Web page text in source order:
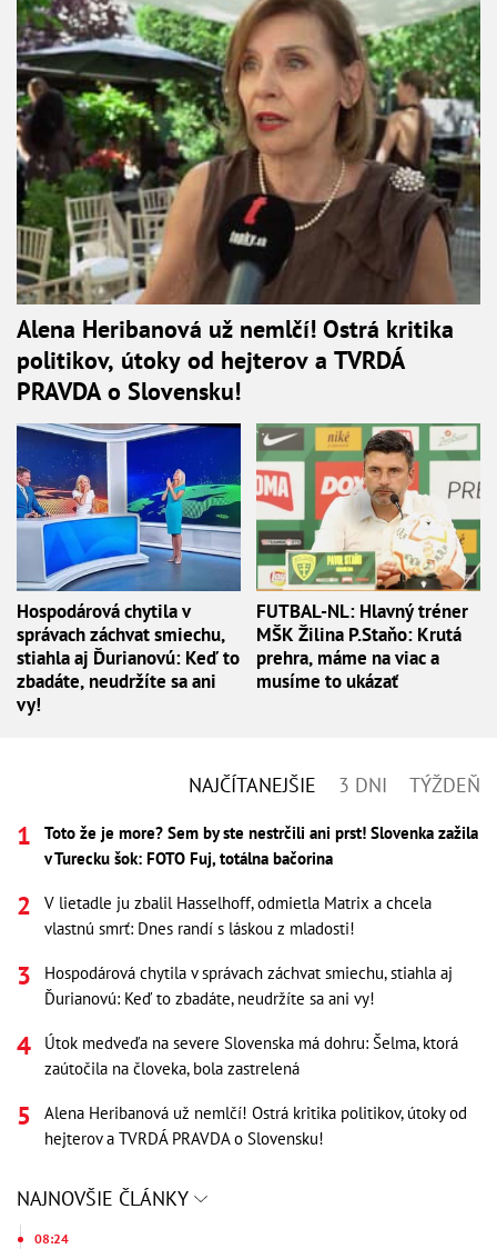
Alena Heribanová už nemlčí! Ostrá kritika
politikov, útoky od hejterov a TVRDÁ
PRAVDA o Slovensku!
Hospodárová chytila v
správach záchvat smiechu,
stiahla aj Ďurianovú: Keď to
zbadáte, neudržíte sa ani
vy!
FUTBAL-NL: Hlavný tréner
MŠK Žilina P.Staňo: Krutá
prehra, máme na viac a
musíme to ukázať
NAJČÍTANEJŠIE 3 DNI TÝŽDEŇ
Toto že je more? Sem by ste nestrčili ani prst! Slovenka zažila
v Turecku šok: FOTO Fuj, totálna bačorina
V lietadle ju zbalil Hasselhoff, odmietla Matrix a chcela
vlastnú smrť: Dnes randí s láskou z mladosti!
Hospodárová chytila v správach záchvat smiechu, stiahla aj
Ďurianovú: Keď to zbadáte, neudržíte sa ani vy!
Útok medveďa na severe Slovenska má dohru: Šelma, ktorá
zaútočila na človeka, bola zastrelená
Alena Heribanová už nemlčí! Ostrá kritika politikov, útoky od
hejterov a TVRDÁ PRAVDA o Slovensku!
NAJNOVŠIE ČLÁNKY
08:24